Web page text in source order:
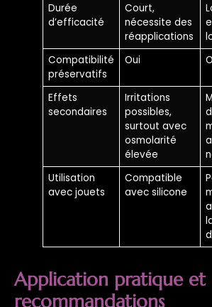
Durée
d’efficacité
Court,
nécessite des
réapplications
Compatibilité
préservatifs
Oui
Effets
secondaires
Irritations
possibles,
surtout avec
osmolarité
élevée
Utilisation
avec jouets
Compatible
avec silicone
Application pratique et
recommandations